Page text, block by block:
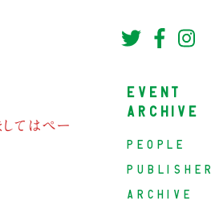
てはペー
EVENT
ARCHIVE
PEOPLE
PUBLISHER
ARCHIVE